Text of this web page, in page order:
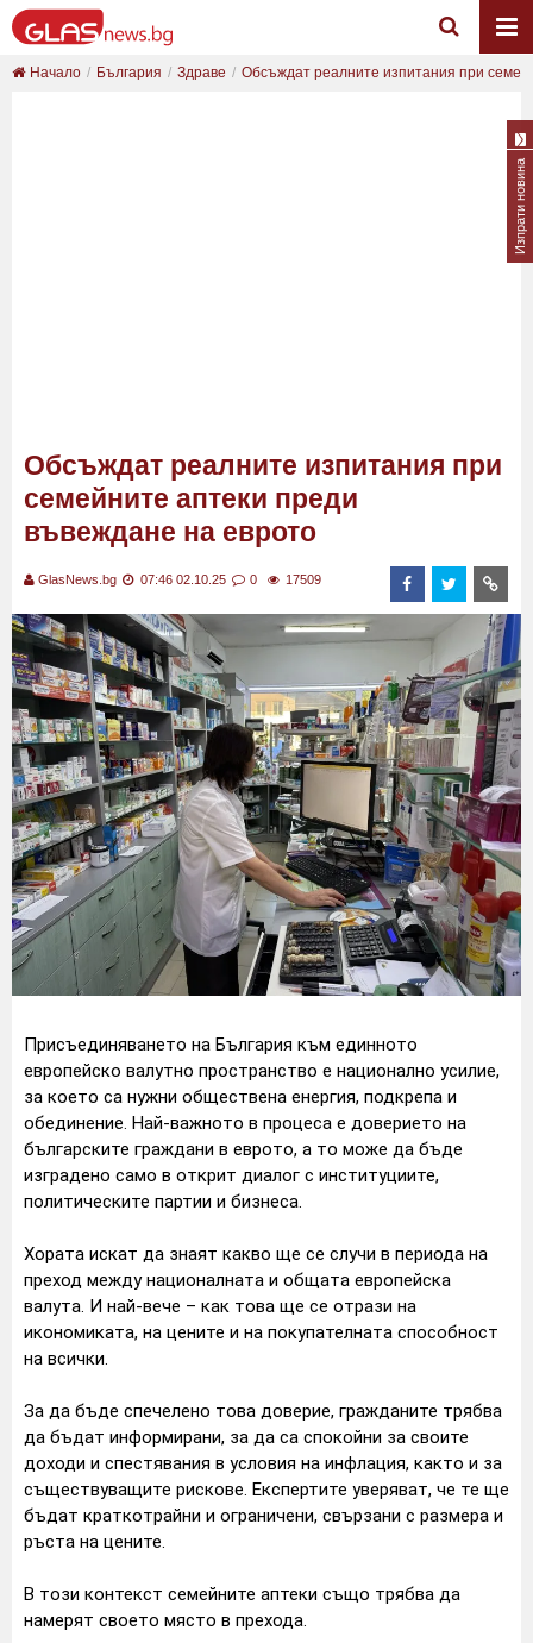
Начало България Здраве Обсъждат реалните изпитания при
Обсъждат реалните изпитания при
семейните аптеки преди
въвеждане на еврото
GlasNews.bg 07:46 02.10.25 0 17509
Присъединяването на България към единното
европейско валутно пространство е национално усилие,
за което са нужни обществена енергия, подкрепа и
обединение. Най-важното в процеса е доверието на
българските граждани в еврото, а то може да бъде
изградено само в открит диалог с институциите,
политическите партии и бизнеса.
Хората искат да знаят какво ще се случи в периода на
преход между националната и общата европейска
валута. И най-вече – как това ще се отрази на
икономиката, на цените и на покупателната способност
на всички.
За да бъде спечелено това доверие, гражданите трябва
да бъдат информирани, за да са спокойни за своите
доходи и спестявания в условия на инфлация, както и за
съществуващите рискове. Експертите уверяват, че те ще
бъдат краткотрайни и ограничени, свързани с размера и
ръста на цените.
В този контекст семейните аптеки също трябва да
намерят своето място в прехода.
Изпрати новина